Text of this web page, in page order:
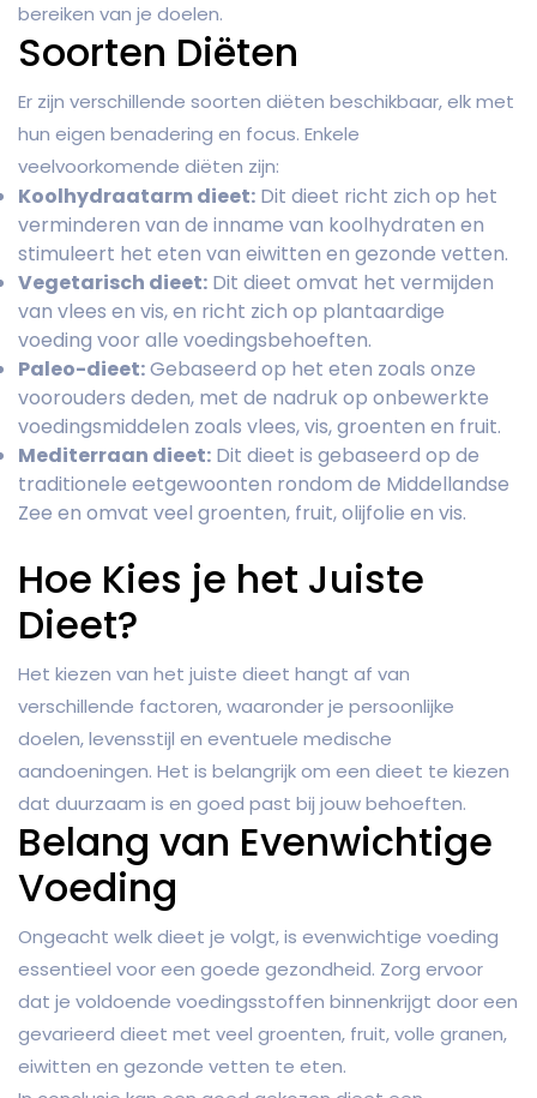
bereiken van je doelen.
Soorten Diëten
Er zijn verschillende soorten diëten beschikbaar, elk met
hun eigen benadering en focus. Enkele
veelvoorkomende diëten zijn:
Koolhydraatarm dieet: Dit dieet richt zich op het
verminderen van de inname van koolhydraten en
stimuleert het eten van eiwitten en gezonde vetten.
Vegetarisch dieet: Dit dieet omvat het vermijden
van vlees en vis, en richt zich op plantaardige
voeding voor alle voedingsbehoeften.
Paleo-dieet:Gebaseerd op het eten zoals onze
voorouders deden, met de nadruk op onbewerkte
voedingsmiddelen zoals vlees, vis, groenten en fruit.
Mediterraan dieet: Dit dieet is gebaseerd op de
traditionele eetgewoonten rondom de Middellandse
Zee en omvat veel groenten, fruit, olijfolie en vis.
Hoe Kies je het Juiste
Dieet?
Het kiezen van het juiste dieet hangt af van
verschillende factoren, waaronder je persoonlijke
doelen, levensstijl en eventuele medische
aandoeningen. Het is belangrijk om een dieet te kiezen
dat duurzaam is en goed past bij jouw behoeften.
Belang van Evenwichtige
Voeding
Ongeacht welk dieet je volgt, is evenwichtige voeding
essentieel voor een goede gezondheid. Zorg ervoor
dat je voldoende voedingsstoffen binnenkrijgt door een
gevarieerd dieet met veel groenten, fruit, volle granen,
eiwitten en gezonde vetten te eten.